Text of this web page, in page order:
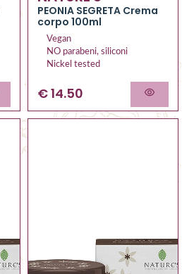
PEONIA SEGRETA Crema
corpo 100ml
Vegan
NO parabeni, siliconi
Nickel tested
€ 14.50